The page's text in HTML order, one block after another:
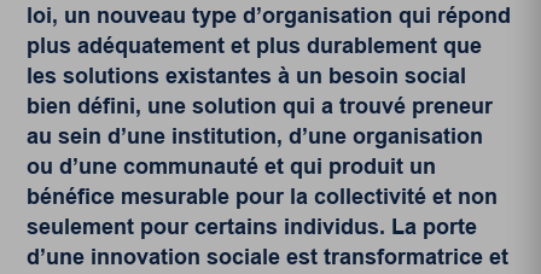
loi, un nouveau type d’organisation qui répond
plus adéquatement et plus durablement que
les solutions existantes à un besoin social
bien défini, une solution qui a trouvé preneur
au sein d’une institution, d’une organisation
ou d’une communauté et qui produit un
bénéfice mesurable pour la collectivité et non
seulement pour certains individus. La porte
d’une innovation sociale est transformatrice et